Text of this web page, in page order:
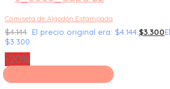
Camiseta de Algodón Estampada
$4.144 El precio original era: $4.144. $3.300
$3.300.
-20%
Seleccionar opciones